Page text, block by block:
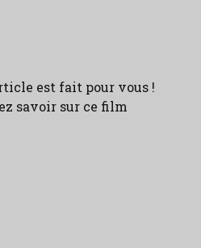
est fait pour vous !
savoir sur ce film